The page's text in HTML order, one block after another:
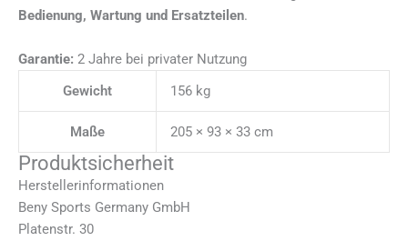
Bedienung, Wartung und Ersatzteilen.
Garantie: 2 Jahre bei privater Nutzung
Gewicht
156 kg
Maße 205 × 93 × 33 cm
Produktsicherheit
Herstellerinformationen
Beny Sports Germany GmbH
Platenstr. 30